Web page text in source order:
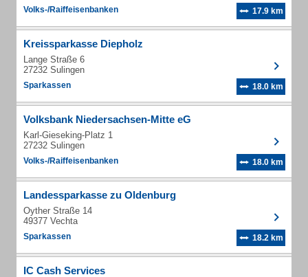
Volks-/Raiffeisenbanken 17.9 km
Kreissparkasse Diepholz
Lange Straße 6
27232 Sulingen
Sparkassen 18.0 km
Volksbank Niedersachsen-Mitte eG
Karl-Gieseking-Platz 1
27232 Sulingen
Volks-/Raiffeisenbanken 18.0 km
Landessparkasse zu Oldenburg
Oyther Straße 14
49377 Vechta
Sparkassen 18.2 km
IC Cash Services